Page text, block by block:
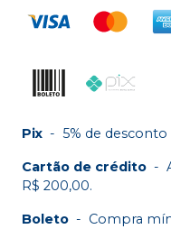
Pix - 5% de desconto
Cartão de crédito -
R$ 200,00.
Boleto - Compra